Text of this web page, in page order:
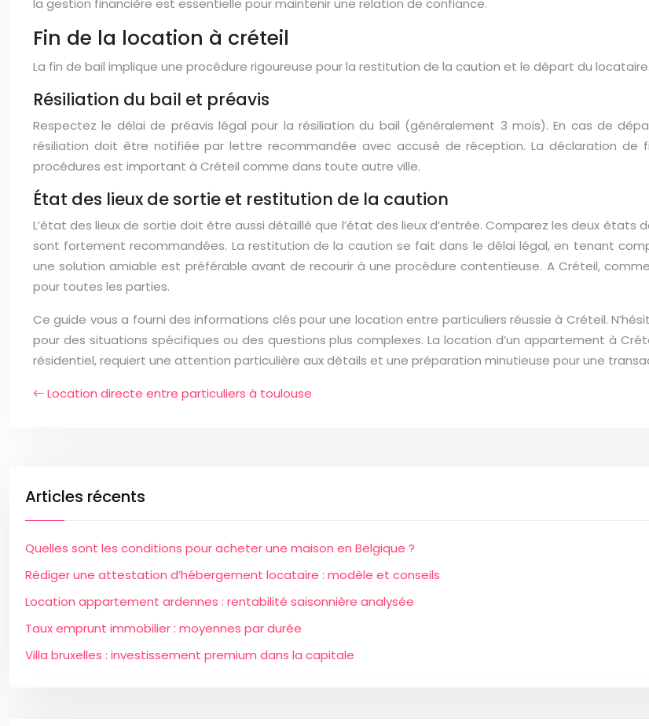
la gestion financière est essentielle pour maintenir une relation de confiance.
Fin de la location à créteil
La fin de bail implique une procédure rigoureuse pour la restitution de la caution et le départ du
Résiliation du bail et préavis
Respectez le délai de préavis légal pour la résiliation du bail (généralement 3 mois). En cas de
résiliation doit être notifiée par lettre recommandée avec accusé de réception. La déclaration
procédures est important à Créteil comme dans toute autre ville.
État des lieux de sortie et restitution de la caution
L’état des lieux de sortie doit être aussi détaillé que l’état des lieux d’entrée. Comparez les deux
sont fortement recommandées. La restitution de la caution se fait dans le délai légal, en tenant
une solution amiable est préférable avant de recourir à une procédure contentieuse. A Créteil,
pour toutes les parties.
Ce guide vous a fourni des informations clés pour une location entre particuliers réussie à Créteil.
pour des situations spécifiques ou des questions plus complexes. La location d’un appartement à
résidentiel, requiert une attention particulière aux détails et une préparation minutieuse pour une
Location directe entre particuliers à toulouse
Articles récents
Quelles sont les conditions pour acheter une maison en Belgique ?
Rédiger une attestation d’hébergement locataire : modèle et conseils
Location appartement ardennes : rentabilité saisonnière analysée
Taux emprunt immobilier : moyennes par durée
Villa bruxelles : investissement premium dans la capitale